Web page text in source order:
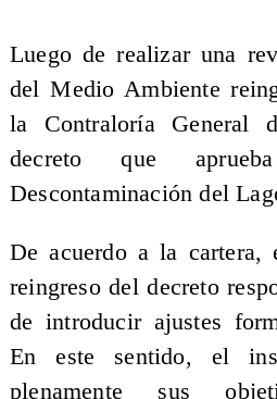
Luego de realizar una
del Medio Ambiente
la Contraloría General
decreto que
Descontaminación del
De acuerdo a la
reingreso del decreto
de introducir ajustes
En este sentido, el
plenamente sus